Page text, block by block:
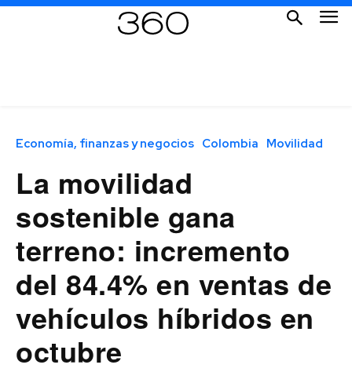
Economía, finanzas y negocios Colombia Movilidad
La movilidad
sostenible gana
terreno: incremento
del 84.4% en ventas de
vehículos híbridos en
octubre